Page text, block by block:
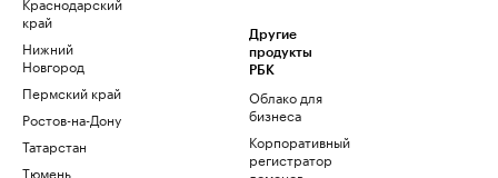
край
Нижний
Новгород
Пермский край
Ростов-на-Дону
Татарстан
Тюмень
Другие
продукты
РБК
Облако для
бизнеса
Корпоративный
регистратор